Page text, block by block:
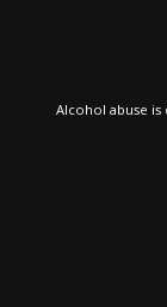
Alcohol abuse